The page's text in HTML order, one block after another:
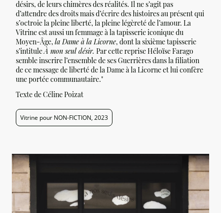
désirs, de leurs chimères des réalités. Il ne s’agit pas
d’attendre des droits mais d’écrire des histoires au présent qui
s’octroie la pleine liberté, la pleine légèreté de l’amour. La
Vitrine est aussi un femmage à la tapisserie iconique du
Moyen-Âge, la Dame à la Licorne, dont la sixième tapisserie
s’intituleÀ mon seul désir. Par cette reprise Héloïse Farago
semble inscrire l’ensemble de ses Guerrières dans la filiation
de ce message de liberté de la Dame à la Licorne et lui confère
une portée communautaire."
Texte de Céline Poizat
Vitrine pour NON-FICTION, 2023